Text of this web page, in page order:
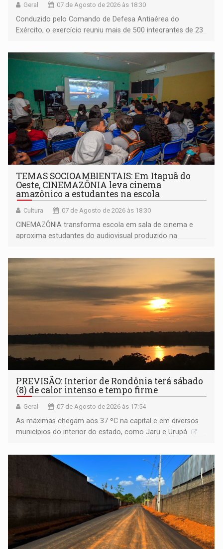
Geral 07 de Agosto de 2026 às 18:30
Conduzido pelo Comando de Defesa Antiaérea do
Exército, o exercício reuniu mais de 500 integrantes de 23
TEMAS SOCIOAMBIENTAIS: Em Itapuã do
Oeste, CINEMAZÔNIA leva cinema
amazônico a estudantes na escola
Cultura 07 de Agosto de 2026 às 18:30
CINEMAZÔNIA transforma escola em sala de cinema e
aproxima estudantes do audiovisual produzido na
PREVISÃO: Interior de Rondônia terá sábado
(8) de calor intenso e tempo firme
Geral 07 de Agosto de 2026 às 17:54
As máximas chegam aos 37 ºC na capital e em diversos
municípios do interior do estado, como Jaru e Urupá